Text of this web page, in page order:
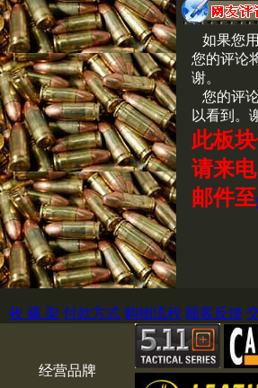
如果您
您的评论
谢。
您的评
以看到。
此板
请来电
邮件至
收 藏 架 付款方式 购物流程 顾客反馈
经营品牌